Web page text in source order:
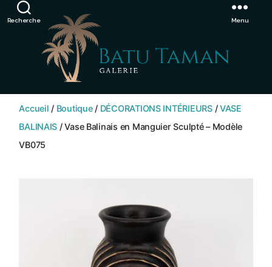
Showroom de Bali, décorations extérieurs et intérieurs Ignorer
Recherche
TAMAN
Menu
Accueil / Boutique/ DÉCORATIONS INTÉRIEURS/VASE
BALINAIS / Vase Balinais en Manguier Sculpté – Modèle
VB075